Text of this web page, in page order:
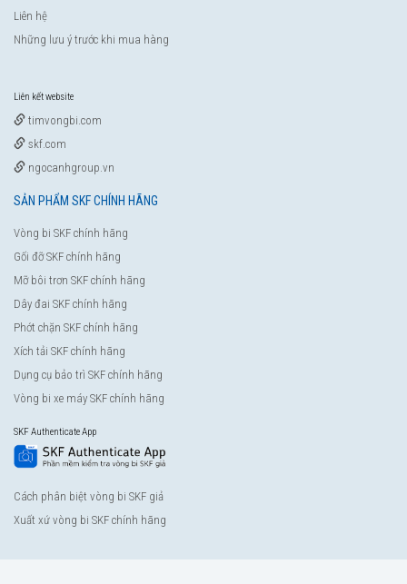
Liên hệ
Những lưu ý trước khi mua hàng
Liên kết website
timvongbi.com
skf.com
ngocanhgroup.vn
SẢN PHẨM SKF CHÍNH HÃNG
Vòng bi SKF chính hãng
Gối đỡ SKF chính hãng
Mỡ bôi trơn SKF chính hãng
Dây đai SKF chính hãng
Phớt chặn SKF chính hãng
Xích tải SKF chính hãng
Dụng cụ bảo trì SKF chính hãng
Vòng bi xe máy SKF chính hãng
SKF Authenticate App
Cách phân biệt vòng bi SKF giả
Xuất xứ vòng bi SKF chính hãng